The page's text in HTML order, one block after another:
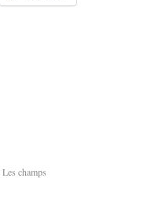
Les champs